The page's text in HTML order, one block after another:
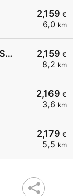
2,159 €
6,0 km
2,159 €
8,2 km
TAMOIL Schöneiche, Kalkberger Str. 189
2,169 €
3,6 km
2,179 €
5,5 km